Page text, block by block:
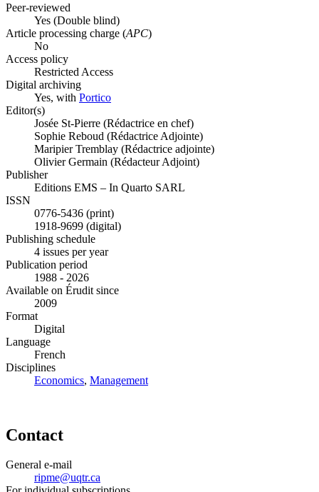
Peer-reviewed
Yes (Double blind)
Article processing charge (APC)
No
Access policy
Restricted Access
Digital archiving
Yes, with Portico
Editor(s)
Josée St-Pierre (Rédactrice en chef)
Sophie Reboud (Rédactrice Adjointe)
Maripier Tremblay (Rédactrice adjointe)
Olivier Germain (Rédacteur Adjoint)
Publisher
Editions EMS – In Quarto SARL
ISSN
0776-5436 (print)
1918-9699 (digital)
Publishing schedule
4 issues per year
Publication period
1988 - 2026
Available on Érudit since
2009
Format
Digital
Language
French
Disciplines
Economics, Management
Contact
General e-mail
ripme@uqtr.ca